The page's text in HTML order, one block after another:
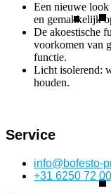
Een nieuwe
en gemakkelijk
De akoestische
voorkomen van
functie.
Licht isolerend:
houden.
Service
info@bofesto-
+31 6250 72